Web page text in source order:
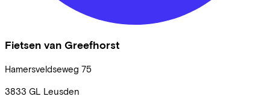
Fietsen van Greefhorst
Hamersveldseweg 75
3833 GL Leusden